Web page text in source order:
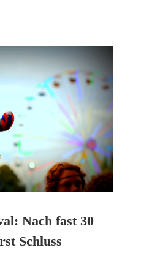
Nach fast 30
Schluss